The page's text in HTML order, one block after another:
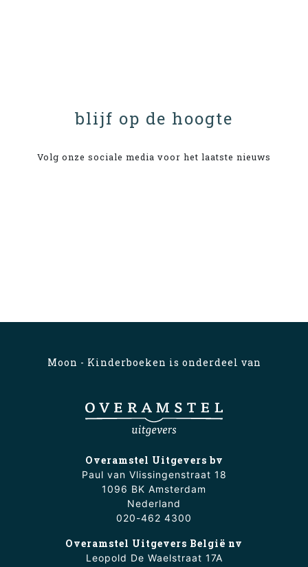
blijf op de hoogte
Volg onze sociale media voor het laatste nieuws
Moon - Kinderboeken is onderdeel van
Overamstel Uitgevers bv
Paul van Vlissingenstraat 18
1096 BK Amsterdam
Nederland
020-462 4300
Overamstel Uitgevers België nv
Leopold De Waelstraat 17A